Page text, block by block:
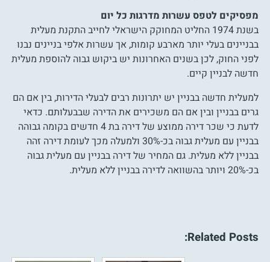
מפסיקים לטפס עשרות מדרגות כל יום
בשנת 1974 החליט המחוקק הישראלי לחייב התקנת מעלית
בבניינים בעלי יותר מארבע קומות, אך עשרות אלפי בניינים נבנו
לפני החוק, לכן בשנים האחרונות יש ביקוש גבוה להוספת מעלית
חדשה לבניין קיים.
למעלית חדשה בבניין יש יתרונות רבים לבעלי הדירות, בין אם הם
גרים בבניין ובין אם הם משכירים את הדירה שבבעלותם. כדאי
לדעת כי שכר דירה ממוצע של דירה בת 4 חדשים בקומה גבוהה
בבניין עם מעלית גבוה בכ-30% ולמעלה מכך לעומת דירה זהה
בבניין ללא מעלית. גם המחיר של דירה בבניין עם מעלית גבוה
בכ-20% ויותר בהשוואה לדירה בבניין ללא מעלית.
Related Posts: